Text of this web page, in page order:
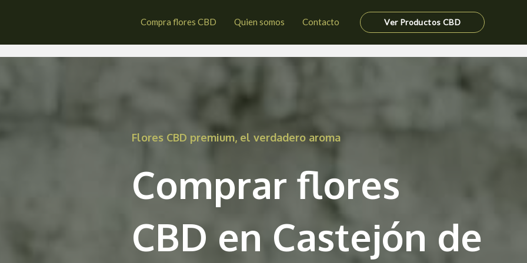
Compra flores CBD Quien somos Contacto Ver Productos CBD
de Sos
Flores CBD premium, el verdadero aroma
Comprar flores
CBD en Castejón de